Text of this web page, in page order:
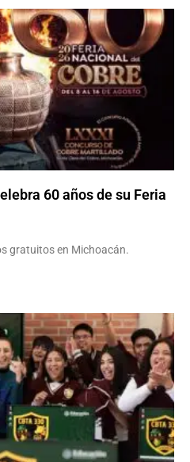
60 años de su Feria
gratuitos en Michoacán.